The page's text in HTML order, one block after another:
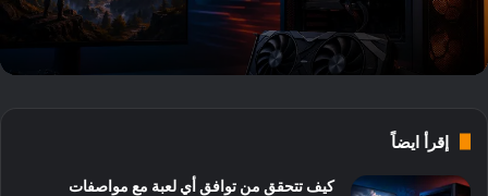
إقرأ ايضاً
كيف تتحقق من توافق أي لعبة مع مواصفات